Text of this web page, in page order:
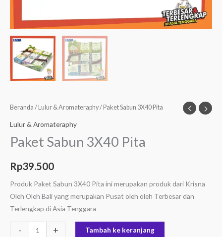
Beranda / Lulur & Aromateraphy/ Paket Sabun 3X40 Pita
Lulur & Aromateraphy
Paket Sabun 3X40 Pita
Rp39.500
Produk Paket Sabun 3X40 Pita ini merupakan produk dari Krisna
Oleh Oleh Bali yang merupakan Pusat oleh oleh Terbesar dan
Terlengkap di Asia Tenggara
- + Tambah ke keranjang